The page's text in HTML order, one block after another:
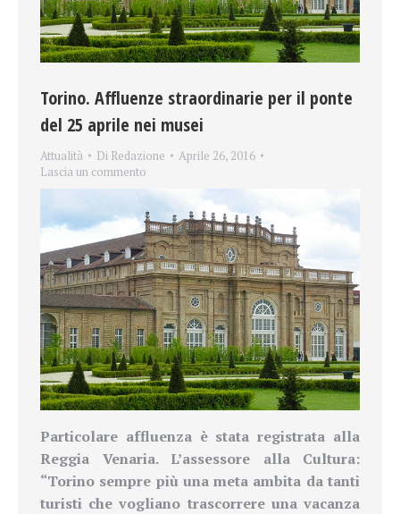
Torino. Affluenze straordinarie per il ponte
del 25 aprile nei musei
Attualità Di Redazione
Aprile 26, 2016
Lascia un commento
Particolare affluenza è stata registrata alla
Reggia Venaria. L’assessore alla Cultura:
“Torino sempre più una meta ambita da tanti
turisti che vogliano trascorrere una vacanza